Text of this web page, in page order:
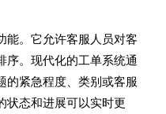
能。它允许客服人员对客
序。现代化的工单系统通
的紧急程度、类别或客服
状态和进展可以实时更